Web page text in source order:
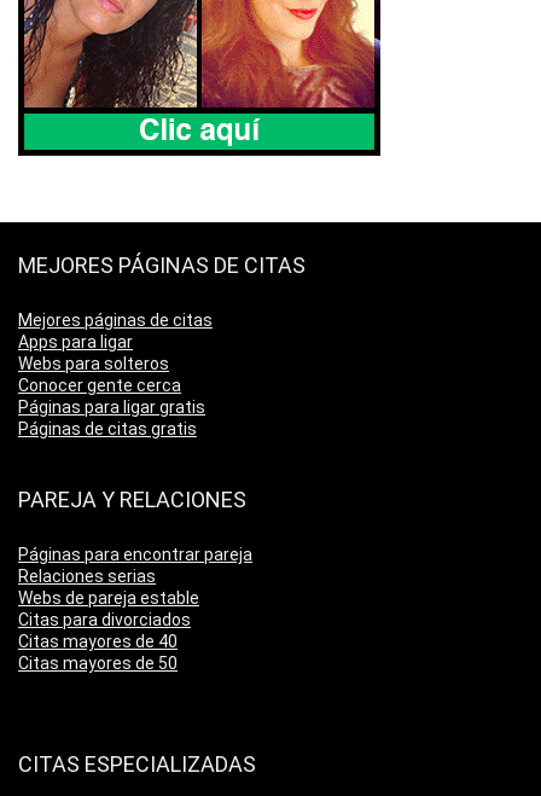
MEJORES PÁGINAS DE CITAS
Mejores páginas de citas
Apps para ligar
Webs para solteros
Conocer gente cerca
Páginas para ligar gratis
Páginas de citas gratis
PAREJA Y RELACIONES
Páginas para encontrar pareja
Relaciones serias
Webs de pareja estable
Citas para divorciados
Citas mayores de 40
Citas mayores de 50
CITAS ESPECIALIZADAS